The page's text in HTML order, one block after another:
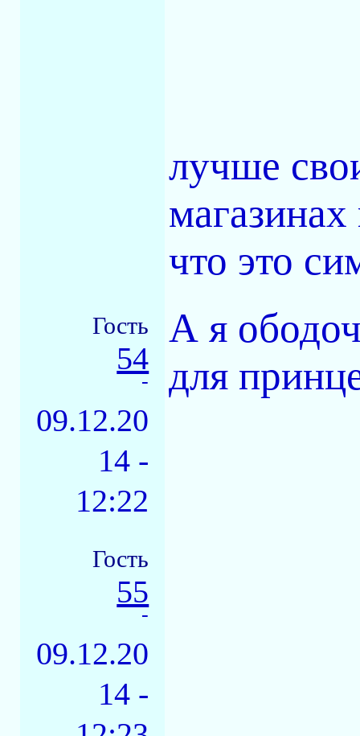
лучше
что это
Гость
54
-
09.12.20
14 -
12:22
А я
для
Гость
55
-
09.12.20
14 -